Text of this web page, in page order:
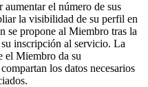
el número de sus
la visibilidad de su perfil en
se propone al Miembro tras la
inscripción al servicio. La
el Miembro da su
los datos necesarios